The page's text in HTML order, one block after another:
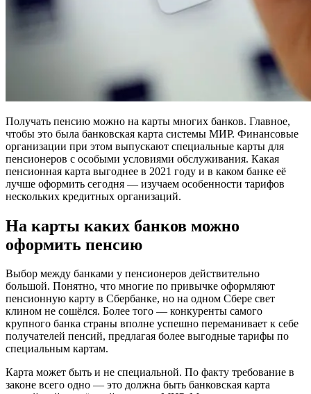
Получать пенсию можно на карты многих банков. Главное,
чтобы это была банковская карта системы МИР. Финансовые
организации при этом выпускают специальные карты для
пенсионеров с особыми условиями обслуживания. Какая
пенсионная карта выгоднее в 2021 году и в каком банке её
лучше оформить сегодня — изучаем особенности тарифов
нескольких кредитных организаций.
На карты каких банков можно
оформить пенсию
Выбор между банками у пенсионеров действительно
большой. Понятно, что многие по привычке оформляют
пенсионную карту в Сбербанке, но на одном Сбере свет
клином не сошёлся. Более того — конкуренты самого
крупного банка страны вполне успешно переманивает к себе
получателей пенсий, предлагая более выгодные тарифы по
специальным картам.
Карта может быть и не специальной. По факту требование в
законе всего одно — это должна быть банковская карта